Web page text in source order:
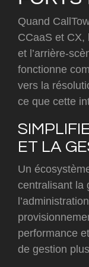
Quand
CCaaS et CX,
et l’arrière-
fonctionne
vers la
ce que cette
ET LA
Un
centralisant la
performance
de gestion